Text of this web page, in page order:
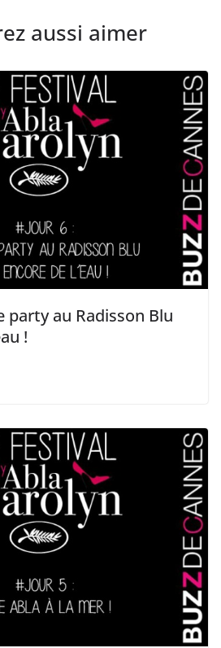
aussi aimer
party au Radisson Blu
!